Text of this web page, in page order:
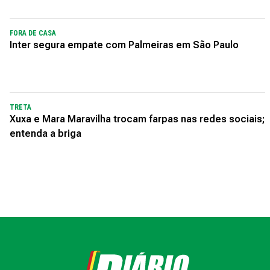
FORA DE CASA
Inter segura empate com Palmeiras em São Paulo
TRETA
Xuxa e Mara Maravilha trocam farpas nas redes sociais;
entenda a briga